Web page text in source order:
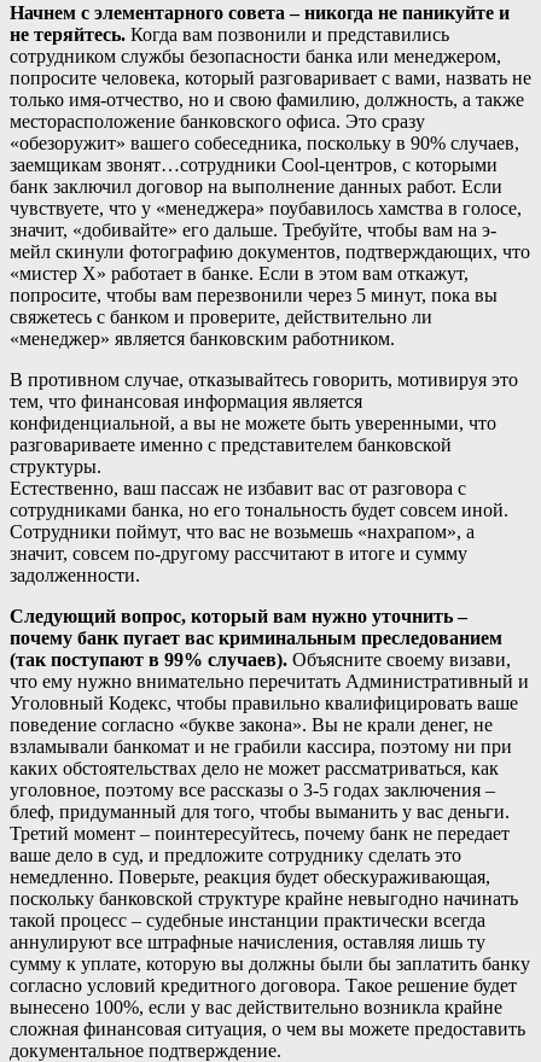
Начнем с элементарного совета – никогда не паникуйте и
не теряйтесь. Когда вам позвонили и представились
сотрудником службы безопасности банка или менеджером,
попросите человека, который разговаривает с вами, назвать не
только имя-отчество, но и свою фамилию, должность, а также
месторасположение банковского офиса. Это сразу
«обезоружит» вашего собеседника, поскольку в 90% случаев,
заемщикам звонят…сотрудники Cool-центров, с которыми
банк заключил договор на выполнение данных работ. Если
чувствуете, что у «менеджера» поубавилось хамства в голосе,
значит, «добивайте» его дальше. Требуйте, чтобы вам на э-
мейл скинули фотографию документов, подтверждающих, что
«мистер Х» работает в банке. Если в этом вам откажут,
попросите, чтобы вам перезвонили через 5 минут, пока вы
свяжетесь с банком и проверите, действительно ли
«менеджер» является банковским работником.
В противном случае, отказывайтесь говорить, мотивируя это
тем, что финансовая информация является
конфиденциальной, а вы не можете быть уверенными, что
разговариваете именно с представителем банковской
структуры.
Естественно, ваш пассаж не избавит вас от разговора с
сотрудниками банка, но его тональность будет совсем иной.
Сотрудники поймут, что вас не возьмешь «нахрапом», а
значит, совсем по-другому рассчитают в итоге и сумму
задолженности.
Следующий вопрос, который вам нужно уточнить –
почему банк пугает вас криминальным преследованием
(так поступают в 99% случаев). Объясните своему визави,
что ему нужно внимательно перечитать Административный и
Уголовный Кодекс, чтобы правильно квалифицировать ваше
поведение согласно «букве закона». Вы не крали денег, не
взламывали банкомат и не грабили кассира, поэтому ни при
каких обстоятельствах дело не может рассматриваться, как
уголовное, поэтому все рассказы о 3-5 годах заключения –
блеф, придуманный для того, чтобы выманить у вас деньги.
Третий момент – поинтересуйтесь, почему банк не передает
ваше дело в суд, и предложите сотруднику сделать это
немедленно. Поверьте, реакция будет обескураживающая,
поскольку банковской структуре крайне невыгодно начинать
такой процесс – судебные инстанции практически всегда
аннулируют все штрафные начисления, оставляя лишь ту
сумму к уплате, которую вы должны были бы заплатить банку
согласно условий кредитного договора. Такое решение будет
вынесено 100%, если у вас действительно возникла крайне
сложная финансовая ситуация, о чем вы можете предоставить
документальное подтверждение.